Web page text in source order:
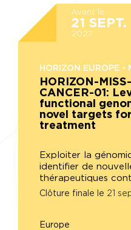
Avant le
21 SEPT.
2027
HORIZON EUROPE -
HORIZON-
CANCER-01:
functional
novel targets
treatment
Exploiter la
identifier de
thérapeutiques
Clôture finale le 21
Europe